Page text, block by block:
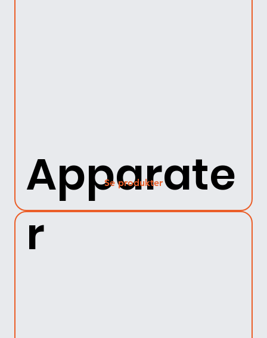
Apparate
r
Se produkter